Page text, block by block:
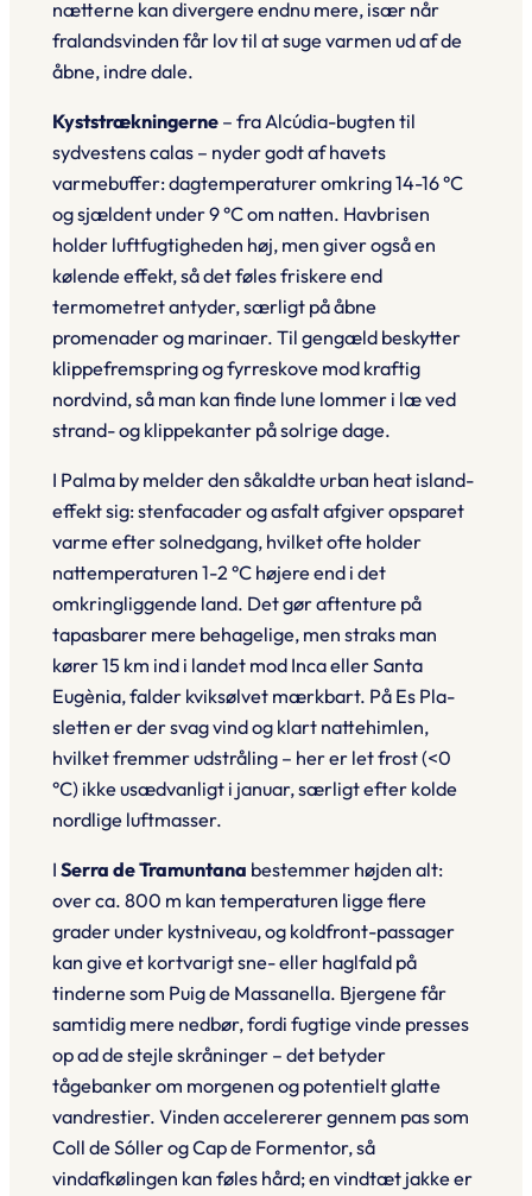
nætterne kan divergere endnu mere, især når
fralandsvinden får lov til at suge varmen ud af de
åbne, indre dale.
Kyststrækningerne – fra Alcúdia-bugten til
sydvestens calas – nyder godt af havets
varmebuffer: dagtemperaturer omkring 14-16 °C
og sjældent under 9 °C om natten. Havbrisen
holder luftfugtigheden høj, men giver også en
kølende effekt, så det føles friskere end
termometret antyder, særligt på åbne
promenader og marinaer. Til gengæld beskytter
klippefremspring og fyrreskove mod kraftig
nordvind, så man kan finde lune lommer i læ ved
strand- og klippekanter på solrige dage.
I Palma by melder den såkaldte urban heat island-
effekt sig: stenfacader og asfalt afgiver opsparet
varme efter solnedgang, hvilket ofte holder
nattemperaturen 1-2 °C højere end i det
omkringliggende land. Det gør aftenture på
tapasbarer mere behagelige, men straks man
kører 15 km ind i landet mod Inca eller Santa
Eugènia, falder kviksølvet mærkbart. På Es Pla-
sletten er der svag vind og klart nattehimlen,
hvilket fremmer udstråling – her er let frost (<0
°C) ikke usædvanligt i januar, særligt efter kolde
nordlige luftmasser.
I Serra de Tramuntana bestemmer højden alt:
over ca. 800 m kan temperaturen ligge flere
grader under kystniveau, og koldfront-passager
kan give et kortvarigt sne- eller haglfald på
tinderne som Puig de Massanella. Bjergene får
samtidig mere nedbør, fordi fugtige vinde presses
op ad de stejle skråninger – det betyder
tågebanker om morgenen og potentielt glatte
vandrestier. Vinden accelererer gennem pas som
Coll de Sóller og Cap de Formentor, så
vindafkølingen kan føles hård; en vindtæt jakke er